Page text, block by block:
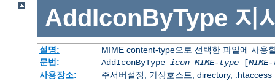
AddIconByType 지
설명:
MIME content-type으로 선택한 파일에 사용
문법:
AddIconByType icon MIME-type[
사용장소:
주서버설정, 가상호스트, directory, .htaccess